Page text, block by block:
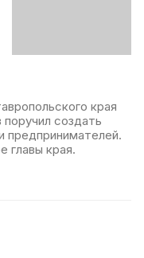
края
создать
предпринимателей.
главы края.